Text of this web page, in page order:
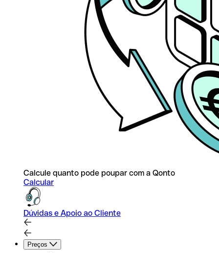
Calcule quanto pode poupar com a Qonto
Calcular
Dúvidas e Apoio ao Cliente
Preços